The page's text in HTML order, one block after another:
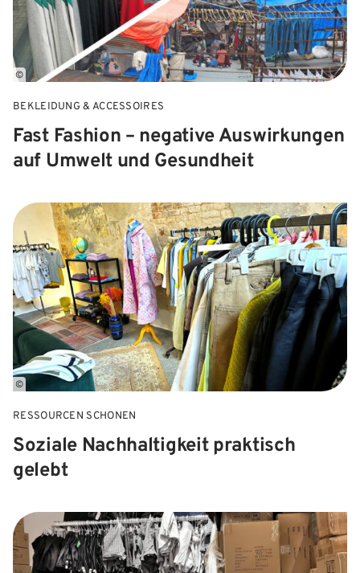
©
BEKLEIDUNG & ACCESSOIRES
Fast Fashion – negative Auswirkungen
auf Umwelt und Gesundheit
©
RESSOURCEN SCHONEN
Soziale Nachhaltigkeit praktisch
gelebt